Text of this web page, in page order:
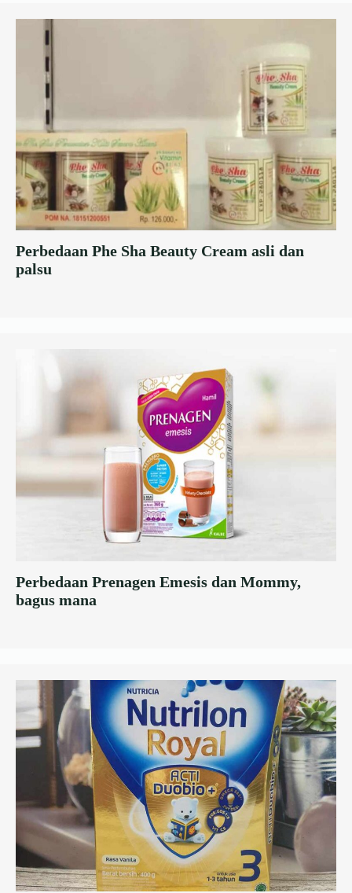
Perbedaan Phe Sha Beauty Cream asli dan
palsu
Perbedaan Prenagen Emesis dan Mommy,
bagus mana